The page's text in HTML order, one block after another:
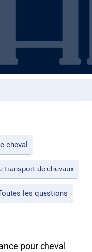
cheval
transport de chevaux
les questions
pour cheval